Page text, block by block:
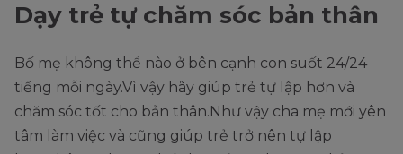
Dạy trẻ tự chăm sóc bản thân
Bố mẹ không thể nào ở bên cạnh con suốt 24/24
tiếng mỗi ngày.Vì vậy hãy giúp trẻ tự lập hơn và
chăm sóc tốt cho bản thân.Như vậy cha mẹ mới yên
tâm làm việc và cũng giúp trẻ trở nên tự lập